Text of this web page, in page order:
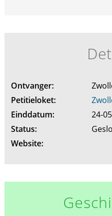
Ontvanger:
Petitieloket:
Einddatum:
24-
Status:
Website: